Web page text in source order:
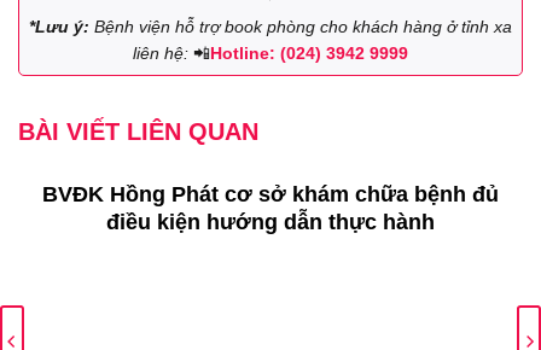
*Lưu ý: Bệnh viện hỗ trợ book phòng cho khách hàng ở tỉnh xa
liên hệ: 📲Hotline: (024) 3942 9999
BÀI VIẾT LIÊN QUAN
BVĐK Hồng Phát cơ sở khám chữa bệnh đủ
điều kiện hướng dẫn thực hành